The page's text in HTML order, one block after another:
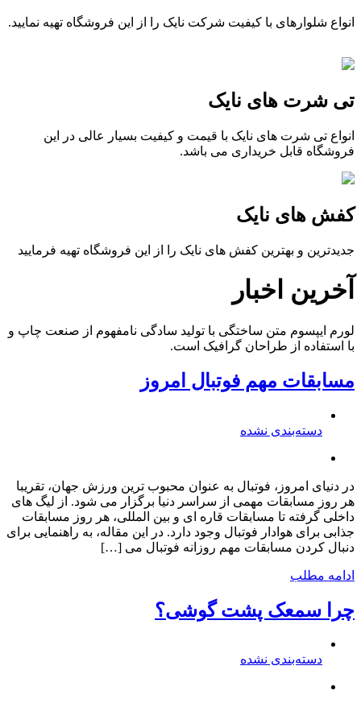
انواع شلوارهای با کیفیت شرکت نایک را از این فروشگاه تهیه نمایید.
تی شرت های نایک
انواع تی شرت های نایک با قیمت و کیفیت بسیار عالی در این
فروشگاه قابل خریداری می باشد.
کفش های نایک
جدیدترین و بهترین کفش های نایک را از این فروشگاه تهیه فرمایید
آخرین اخبار
لورم ایپسوم متن ساختگی با تولید سادگی نامفهوم از صنعت چاپ و
با استفاده از طراحان گرافیک است.
مسابقات مهم فوتبال امروز
دسته‌بندی نشده
در دنیای امروز، فوتبال به عنوان محبوب ترین ورزش جهان، تقریبا
هر روز مسابقات مهمی از سراسر دنیا برگزار می شود. از لیگ های
داخلی گرفته تا مسابقات قاره ای و بین المللی، هر روز مسابقات
جذابی برای هوادار فوتبال وجود دارد. در این مقاله، به راهنمایی برای
دنبال کردن مسابقات مهم روزانه فوتبال می […]
ادامه مطلب
چرا سمعک پشت گوشی؟
دسته‌بندی نشده